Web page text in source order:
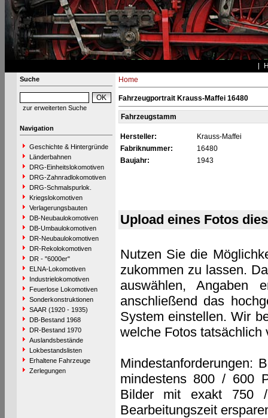
Suche
zur erweiterten Suche
Navigation
Geschichte & Hintergründe
Länderbahnen
DRG-Einheitslokomotiven
DRG-Zahnradlokomotiven
DRG-Schmalspurlok.
Kriegslokomotiven
Verlagerungsbauten
DB-Neubaulokomotiven
DB-Umbaulokomotiven
DR-Neubaulokomotiven
DR-Rekolokomotiven
DR - "6000er"
ELNA-Lokomotiven
Industrielokomotiven
Feuerlose Lokomotiven
Sonderkonstruktionen
SAAR (1920 - 1935)
DB-Bestand 1968
DR-Bestand 1970
Auslandsbestände
Lokbestandslisten
Erhaltene Fahrzeuge
Zerlegungen
Home
Fahrzeugportrait Krauss-Maffei 16480
Fahrzeugstamm
Hersteller:
Krauss-Maffei
Fabriknummer:
16480
Baujahr:
1943
Upload eines Fotos
Nutzen Sie die
zukommen zu lassen.
auswählen, Angaben
anschließend das
System einstellen. Wir
welche Fotos tatsächlich
Mindestanforderungen:
mindestens 800 / 600
Bilder mit exakt 750
Bearbeitungszeit